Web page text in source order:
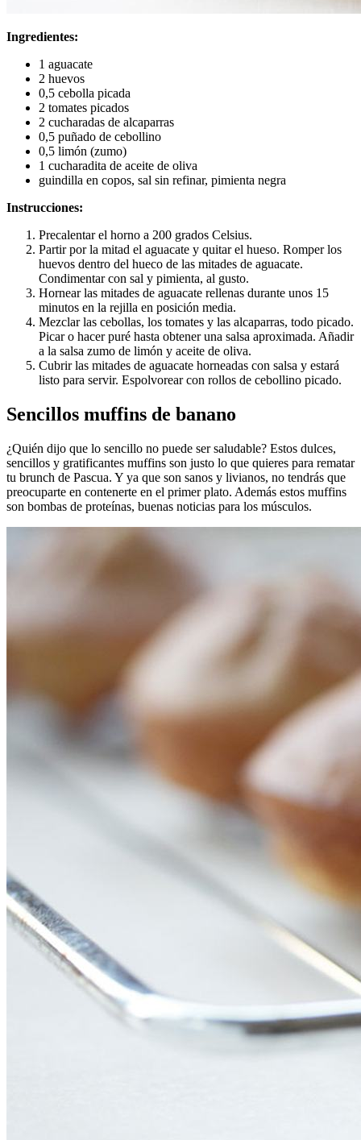
Ingredientes:
1 aguacate
2 huevos
0,5 cebolla picada
2 tomates picados
2 cucharadas de alcaparras
0,5 puñado de cebollino
0,5 limón (zumo)
1 cucharadita de aceite de oliva
guindilla en copos, sal sin refinar, pimienta negra
Instrucciones:
Precalentar el horno a 200 grados Celsius.
Partir por la mitad el aguacate y quitar el hueso. Romper los
huevos dentro del hueco de las mitades de aguacate.
Condimentar con sal y pimienta, al gusto.
Hornear las mitades de aguacate rellenas durante unos 15
minutos en la rejilla en posición media.
Mezclar las cebollas, los tomates y las alcaparras, todo picado.
Picar o hacer puré hasta obtener una salsa aproximada. Añadir
a la salsa zumo de limón y aceite de oliva.
Cubrir las mitades de aguacate horneadas con salsa y estará
listo para servir. Espolvorear con rollos de cebollino picado.
Sencillos muffins de banano
¿Quién dijo que lo sencillo no puede ser saludable? Estos dulces,
sencillos y gratificantes muffins son justo lo que quieres para rematar
tu brunch de Pascua. Y ya que son sanos y livianos, no tendrás que
preocuparte en contenerte en el primer plato. Además estos muffins
son bombas de proteínas, buenas noticias para los músculos.